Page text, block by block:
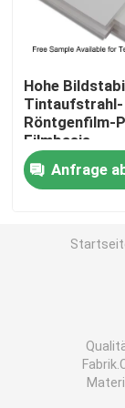
Laser X Ray
Strahlnfilm
Hohe
Tintaufstrahl-
Röntgenfilm-
Filmbasis
angemessene
für
Bildgebung
Anfrage